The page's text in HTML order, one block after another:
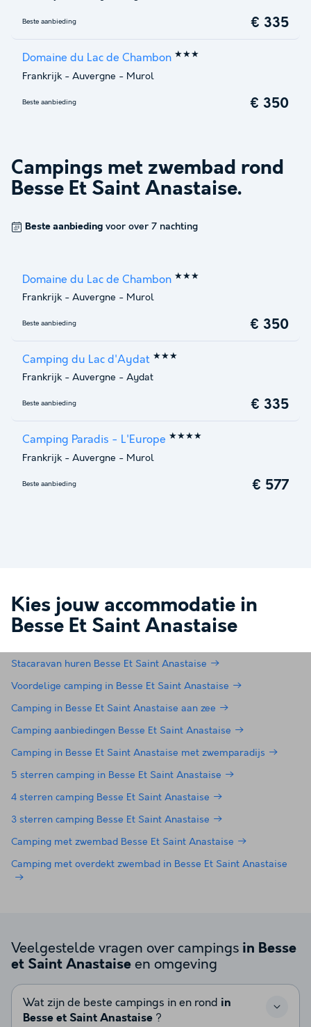
Beste aanbieding € 335
Domaine du Lac de Chambon ★★★
Frankrijk - Auvergne - Murol
Beste aanbieding € 350
Campings met zwembad rond
Besse Et Saint Anastaise.
Beste aanbieding voor over 7 nachting
Domaine du Lac de Chambon ★★★
Frankrijk - Auvergne - Murol
Beste aanbieding € 350
Camping du Lac d'Aydat ★★★
Frankrijk - Auvergne - Aydat
Beste aanbieding € 335
Camping Paradis - L'Europe ★★★★
Frankrijk - Auvergne - Murol
Beste aanbieding € 577
Kies jouw accommodatie in
Besse Et Saint Anastaise
Stacaravan huren Besse Et Saint Anastaise
Voordelige camping in Besse Et Saint Anastaise
Camping in Besse Et Saint Anastaise aan zee
Camping aanbiedingen Besse Et Saint Anastaise
Camping in Besse Et Saint Anastaise met zwemparadijs
5 sterren camping in Besse Et Saint Anastaise
4 sterren camping Besse Et Saint Anastaise
3 sterren camping Besse Et Saint Anastaise
Camping met zwembad Besse Et Saint Anastaise
Camping met overdekt zwembad in Besse Et Saint Anastaise
Veelgestelde vragen over campings in Besse
et Saint Anastaise en omgeving
Wat zijn de beste campings in en rond in
Besse et Saint Anastaise ?